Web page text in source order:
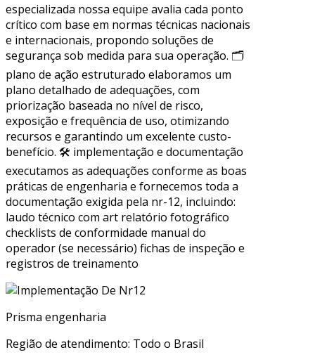
especializada nossa equipe avalia cada ponto
crítico com base em normas técnicas nacionais
e internacionais, propondo soluções de
segurança sob medida para sua operação. 🗂
plano de ação estruturado elaboramos um
plano detalhado de adequações, com
priorização baseada no nível de risco,
exposição e frequência de uso, otimizando
recursos e garantindo um excelente custo-
benefício. 🛠 implementação e documentação
executamos as adequações conforme as boas
práticas de engenharia e fornecemos toda a
documentação exigida pela nr-12, incluindo:
laudo técnico com art relatório fotográfico
checklists de conformidade manual do
operador (se necessário) fichas de inspeção e
registros de treinamento
Prisma engenharia
Região de atendimento: Todo o Brasil